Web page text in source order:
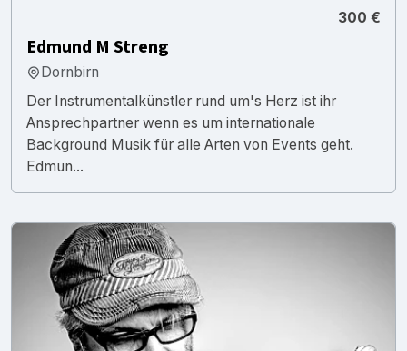
300 €
Edmund M Streng
Dornbirn
Der Instrumentalkünstler rund um's Herz ist ihr
Ansprechpartner wenn es um internationale
Background Musik für alle Arten von Events geht.
Edmun...